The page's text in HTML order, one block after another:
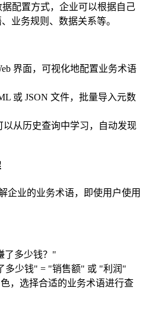
据配置方式，企业可以根据自己
业务规则、数据关系等。
界面，可视化地配置业务术语
或 JSON 文件，批量导入元数
以从历史查询中学习，自动发现
企业的业务术语，即使用户使用
了多少钱？"
多少钱" = "销售额" 或 "利润"
，选择合适的业务术语进行查